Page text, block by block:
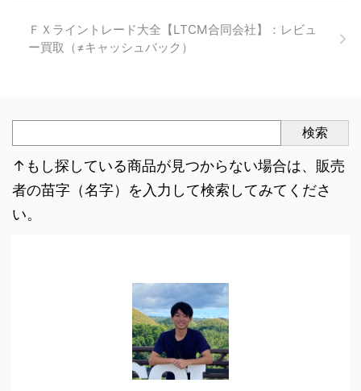
ＦＸライントレード大全【LTCM合同会社】：レビュ
ー買取（≠キャッシュバック）
検索
↑もし探している商品が見つからない場合は、販売
者の苗字（名字）を入力して検索してみてくださ
い。